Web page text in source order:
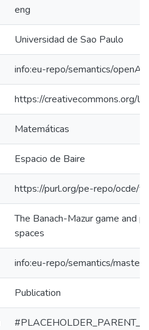
eng
Universidad de Sao Paulo
info:eu-repo/semantics/
https://creativecommons.org/
Matemáticas
Espacio de Baire
https://purl.org/pe-repo/ocde/
The Banach-Mazur game and
spaces
info:eu-repo/semantics/
Publication